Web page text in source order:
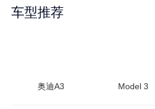
车型推荐
奥迪A3 Model 3